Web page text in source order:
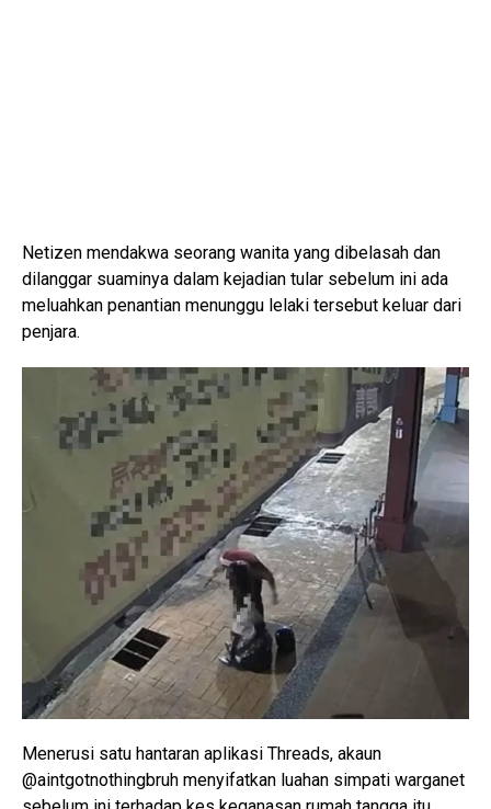
Netizen mendakwa seorang wanita yang dibelasah dan
dilanggar suaminya dalam kejadian tular sebelum ini ada
meluahkan penantian menunggu lelaki tersebut keluar dari
penjara.
Menerusi satu hantaran aplikasi Threads, akaun
@aintgotnothingbruh menyifatkan luahan simpati warganet